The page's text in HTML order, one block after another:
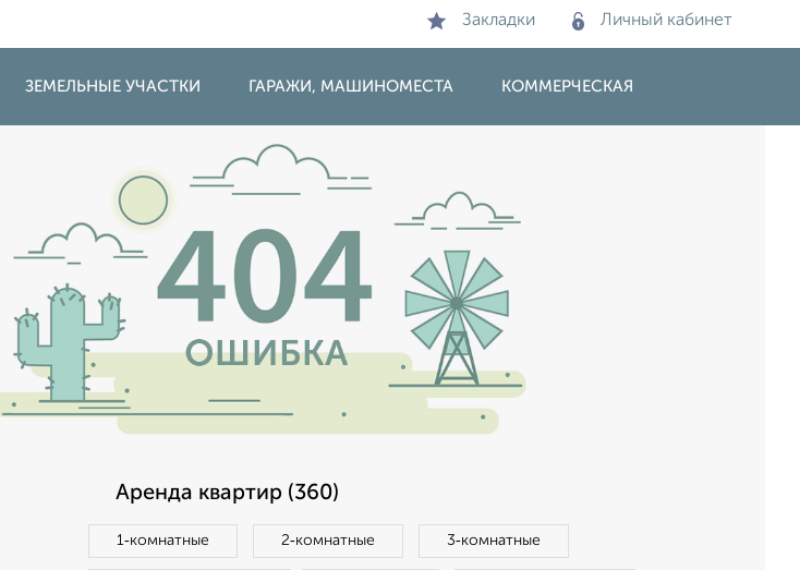
Закладки Личный кабинет
ЗЕМЕЛЬНЫЕ УЧАСТКИ ГАРАЖИ, МАШИНОМЕСТА КОММЕРЧЕСКАЯ
Аренда квартир (360)
1‑комнатные 2‑комнатные 3‑комнатные